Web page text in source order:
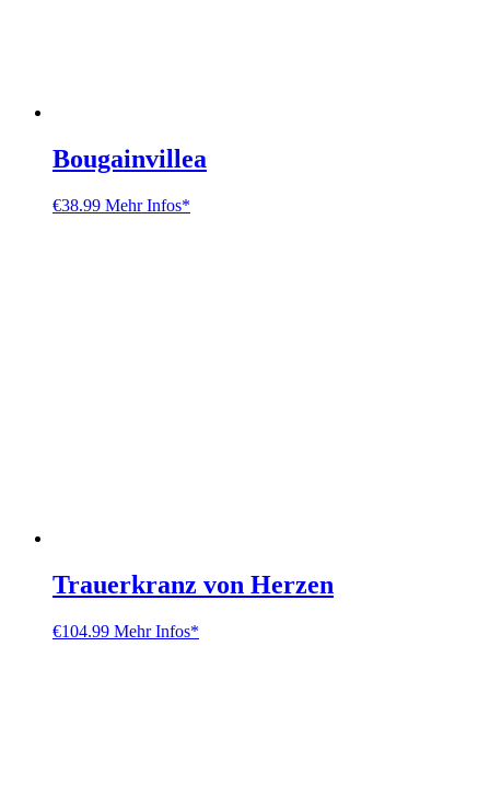
Bougainvillea
€38.99 Mehr Infos*
Trauerkranz von Herzen
€104.99 Mehr Infos*